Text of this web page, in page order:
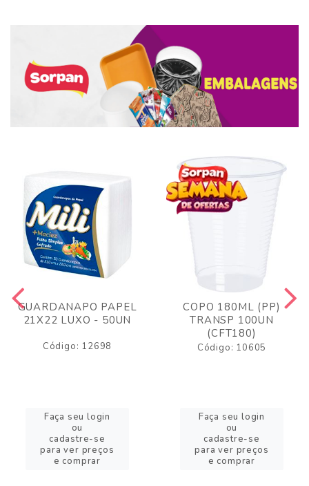
GUARDANAPO PAPEL
21X22 LUXO - 50UN
Código: 12698
Faça seu login
ou
cadastre-se
para ver preços
e comprar
COPO 180ML (PP)
TRANSP 100UN
(CFT180)
Código: 10605
Faça seu login
ou
cadastre-se
para ver preços
e comprar